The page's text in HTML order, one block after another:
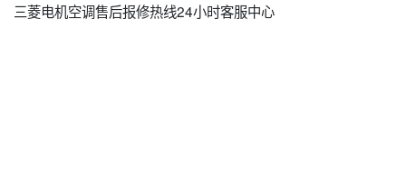
三菱电机空调售后报修热线24小时客服中心